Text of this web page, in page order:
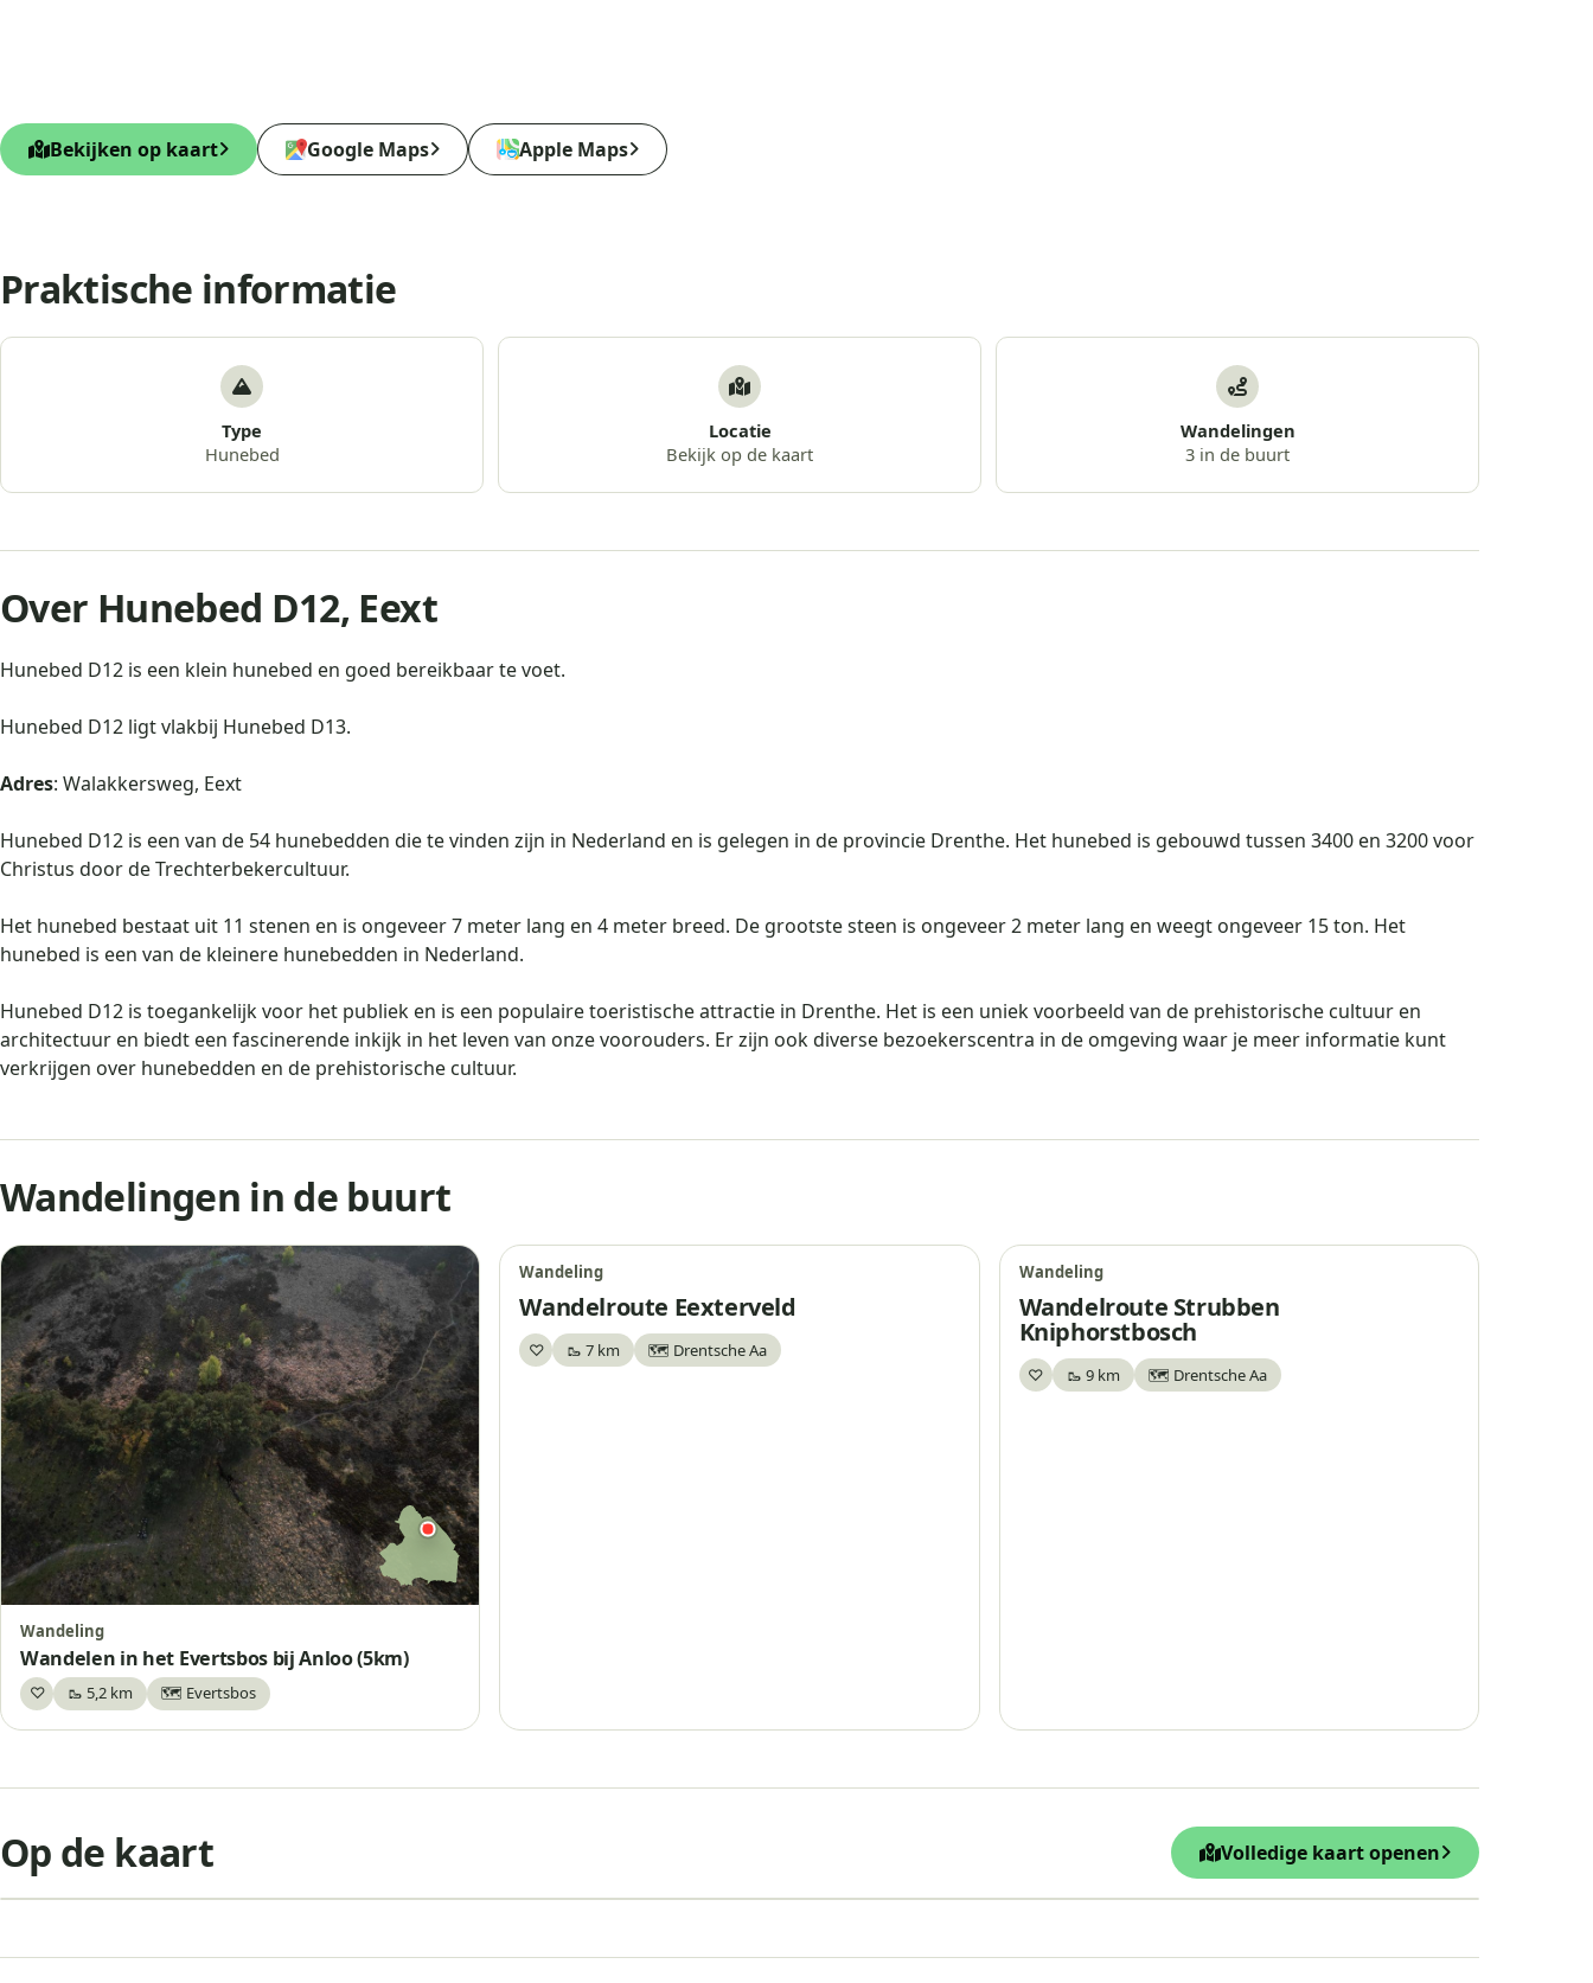
Bekijken op kaart Google Maps Apple Maps
Praktische informatie
Type
Hunebed
Locatie
Bekijk op de kaart
Wandelingen
3 in de buurt
Over Hunebed D12, Eext
Hunebed D12 is een klein hunebed en goed bereikbaar te voet.
Hunebed D12 ligt vlakbij Hunebed D13.
Adres: Walakkersweg, Eext
Hunebed D12 is een van de 54 hunebedden die te vinden zijn in Nederland en is gelegen in de provincie Drenthe. Het hunebed is gebouwd tussen 3400 en 3200 voor
Christus door de Trechterbekercultuur.
Het hunebed bestaat uit 11 stenen en is ongeveer 7 meter lang en 4 meter breed. De grootste steen is ongeveer 2 meter lang en weegt ongeveer 15 ton. Het
hunebed is een van de kleinere hunebedden in Nederland.
Hunebed D12 is toegankelijk voor het publiek en is een populaire toeristische attractie in Drenthe. Het is een uniek voorbeeld van de prehistorische cultuur en
architectuur en biedt een fascinerende inkijk in het leven van onze voorouders. Er zijn ook diverse bezoekerscentra in de omgeving waar je meer informatie kunt
verkrijgen over hunebedden en de prehistorische cultuur.
Wandelingen in de buurt
Wandeling
Wandelen in het Evertsbos bij Anloo (5km)
♡
Bewaar🥾 5,2 km 🗺️ Evertsbos
Wandeling
Wandelroute Eexterveld
♡
Bewaar🥾 7 km 🗺️ Drentsche Aa
Wandeling
Wandelroute Strubben
Kniphorstbosch
♡Bewaar🥾 9 km 🗺️ Drentsche Aa
Op de kaart Volledige kaart openen
Hunebed D12, Eext
−